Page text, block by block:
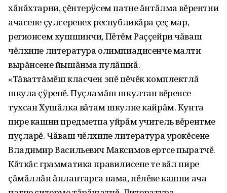
хăнăхтарни, çĕнтерÿсем патне ăнтăлма вĕрентни
ачасене çулсеренех республикăра çеç мар,
регионсем хушшинчи, Пĕтĕм Раççейри чăваш
чĕлхипе литература олимпиадисенче малти
вырăнсене йышăнма пулăшнă.
«Тăваттăмĕш класчен эпĕ пĕчĕк комплектлă
шкула çÿренĕ. Пуçламăш шкултан вĕренсе
тухсан Хушăлка вăтам шкулне кайрăм. Кунта
пире кашни предметпа уйрăм учитель вĕрентме
пуçларĕ. Чăваш чĕлхипе литература урокĕсене
Владимир Васильевич Максимов ертсе пыратчĕ.
Кăткăс грамматика правилисене те вăл пире
çăмăллăн ăнлантарса пама, пĕлĕве кашни ача